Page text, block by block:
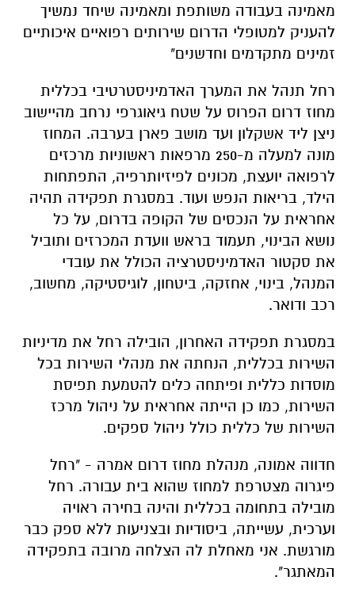
מאמינה בעבודה משותפת ומאמינה שיחד נמשיך
להעניק למטופלי הדרום שירותים רפואיים איכותיים
זמינים מתקדמים וחדשנים"
רחל תנהל את המערך האדמיניסטרטיבי בכללית
מחוז דרום הפרוס על שטח גיאוגרפי נרחב מהיישוב
ניצן ליד אשקלון ועד מושב פארן בערבה. המחוז
מונה למעלה מ-250 מרפאות ראשוניות מרכזים
לרפואה יועצת, מכונים לפיזיותרפיה, התפתחות
הילד, בריאות הנפש ועוד. במסגרת תפקידה תהיה
אחראית על הנכסים של הקופה בדרום, על כל
נושא הבינוי, תעמוד בראש וועדת המכרזים ותוביל
את סקטור האדמיניסטרציה הכולל את עובדי
המנהל, בינוי, אחזקה, ביטחון, לוגיסטיקה, מחשוב,
רכב ודואר.
במסגרת תפקידה האחרון, הובילה רחל את מדיניות
השירות בכללית, הנחתה את מנהלי השירות בכל
מוסדות כללית ופיתחה כלים להטמעת תפיסת
השירות, כמו כן הייתה אחראית על ניהול מרכז
השירות של כללית כולל ניהול ספקים.
חדווה אמונה, מנהלת מחוז דרום אמרה - "רחל
פיגרוה מצטרפת למחוז שהוא בית עבורה. רחל
מובילה בתחומה בכללית והינה בחירה ראויה
וערכית, עשייתה, ביסודיות ובצניעות ללא ספק כבר
מורגשת. אני מאחלת לה הצלחה מרובה בתפקידה
המאתגר".